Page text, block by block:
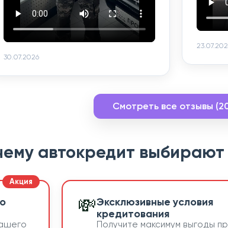
30.07.2026
Смотреть все отзывы
автокредит выбирают
💸Эксклюзивные условия
кредитования
Получите максимум выгоды